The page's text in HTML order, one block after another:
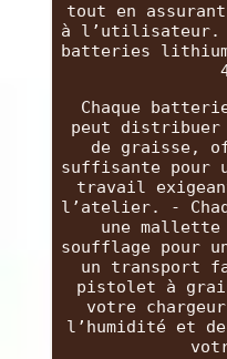
tout en
à l’utilisateur. -
batteries
Chaque
peut distribuer
de graisse,
suffisante pour
travail
l’atelier. -
une mallette
soufflage pour
un transport
pistolet à
votre
l’humidité et